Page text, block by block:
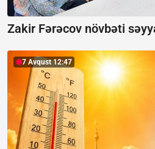
Zakir Fərəcov növbəti
7 Avqust 12:47